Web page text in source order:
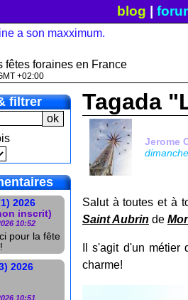
blog
fêtes foraines en France
+02:00
filtrer
2026
inscrit)
10:52
pour la fête
2026
10:51
Tagada
Jerome
Salut à toutes et à
Saint Aubrin de
Il s'agit d'un métier
charme!